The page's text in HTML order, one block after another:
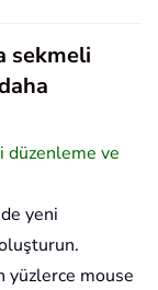
sekmeli
düzenleme ve
yeni
yüzlerce mouse